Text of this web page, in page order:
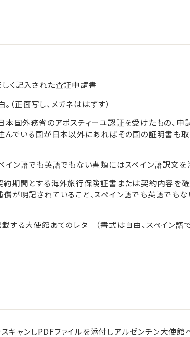
く記入された査証申請書
正面写し、メガネははずす）
本国外務省のアポスティーユ認証を受けたもの、申
でいる国が日本以外にあればその国の証明書も取
イン語でも英語でもない書類にはスペイン語訳文を
期間とする海外旅行保険証書または契約内容を
が明記されていること、スペイン語でも英語でも
する大使館あてのレター（書式は自由、スペイン
ャンしPDFファイルを添付しアルゼンチン大使館